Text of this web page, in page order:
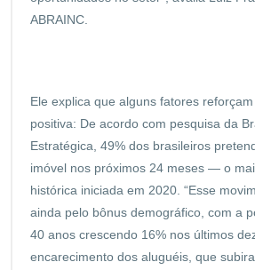
ABRAINC.
Ele explica que alguns fatores
positiva: De acordo com pesquisa da
Estratégica, 49% dos brasileiros
imóvel nos próximos 24 meses — o
histórica iniciada em 2020. “Esse
ainda pelo bônus demográfico, com a
40 anos crescendo 16% nos últimos
encarecimento dos aluguéis, que